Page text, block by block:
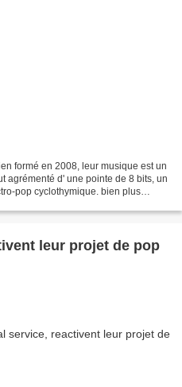
formé en 2008, leur musique est un
agrémenté d' une pointe de 8 bits, un
pop cyclothymique. bien plus
leur projet de pop